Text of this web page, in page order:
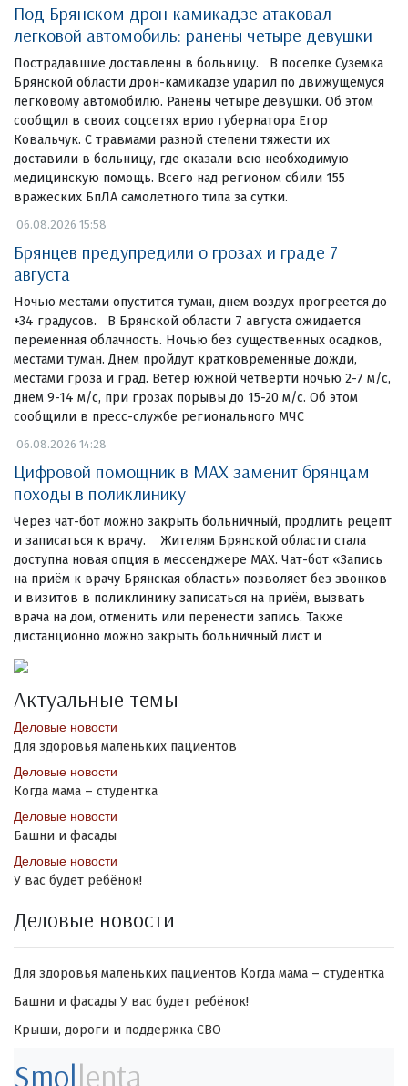
Под Брянском дрон-камикадзе атаковал
легковой автомобиль: ранены четыре девушки
Пострадавшие доставлены в больницу. В поселке Суземка
Брянской области дрон-камикадзе ударил по движущемуся
легковому автомобилю. Ранены четыре девушки. Об этом
сообщил в своих соцсетях врио губернатора Егор
Ковальчук. С травмами разной степени тяжести их
доставили в больницу, где оказали всю необходимую
медицинскую помощь. Всего над регионом сбили 155
вражеских БпЛА самолетного типа за сутки.
06.08.2026 15:58
Брянцев предупредили о грозах и граде 7
августа
Ночью местами опустится туман, днем воздух прогреется до
+34 градусов. В Брянской области 7 августа ожидается
переменная облачность. Ночью без существенных осадков,
местами туман. Днем пройдут кратковременные дожди,
местами гроза и град. Ветер южной четверти ночью 2-7 м/с,
днем 9-14 м/с, при грозах порывы до 15-20 м/с. Об этом
сообщили в пресс-службе регионального МЧС
06.08.2026 14:28
Цифровой помощник в MAX заменит брянцам
походы в поликлинику
Через чат-бот можно закрыть больничный, продлить рецепт
и записаться к врачу. Жителям Брянской области стала
доступна новая опция в мессенджере MAX. Чат-бот «Запись
на приём к врачу Брянская область» позволяет без звонков
и визитов в поликлинику записаться на приём, вызвать
врача на дом, отменить или перенести запись. Также
дистанционно можно закрыть больничный лист и
Актуальные темы
Деловые новости
Для здоровья маленьких пациентов
Деловые новости
Когда мама – студентка
Деловые новости
Башни и фасады
Деловые новости
У вас будет ребёнок!
Деловые новости
Для здоровья маленьких пациентов Когда мама – студентка
Башни и фасады У вас будет ребёнок!
Крыши, дороги и поддержка СВО
Smollenta